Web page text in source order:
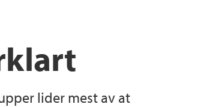
lider mest av at